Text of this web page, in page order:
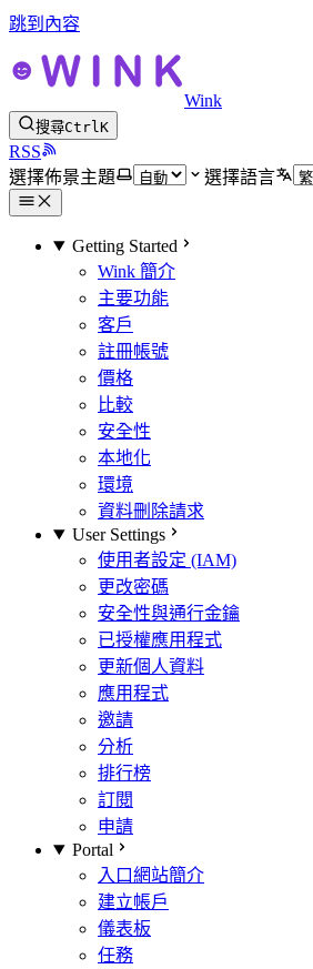
跳到內容
Wink
搜尋CtrlK
RSS
選擇佈景主題
選擇語言
Getting Started
Wink 簡介
主要功能
客戶
註冊帳號
價格
比較
安全性
本地化
環境
資料刪除請求
User Settings
使用者設定 (IAM)
更改密碼
安全性與通行金鑰
已授權應用程式
更新個人資料
應用程式
邀請
分析
排行榜
訂閱
申請
Portal
入口網站簡介
建立帳戶
儀表板
任務